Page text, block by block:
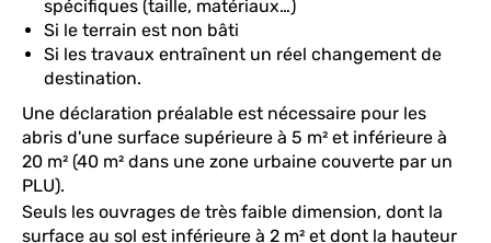
spécifiques (taille, matériaux…)
Si le terrain est non bâti
Si les travaux entraînent un réel changement de
destination.
Une déclaration préalable est nécessaire pour les
abris d'une surface supérieure à 5 m² et inférieure à
20 m² (40 m² dans une zone urbaine couverte par un
PLU).
Seuls les ouvrages de très faible dimension, dont la
surface au sol est inférieure à 2 m² et dont la hauteur